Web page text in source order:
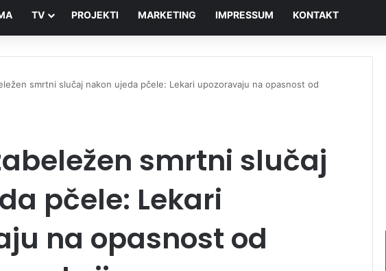
TV PROJEKTI MARKETING IMPRESSUM KONTAKT
smrtni slučaj nakon ujeda pčele: Lekari upozoravaju na opasnost od
smrtni slučaj
pčele: Lekari
na opasnost od